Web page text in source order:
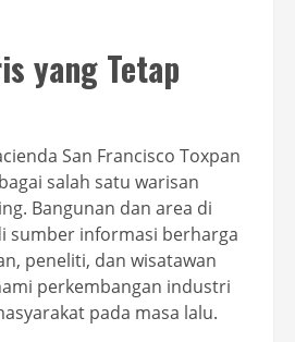
yang Tetap
San Francisco Toxpan
salah satu warisan
Bangunan dan area di
sumber informasi berharga
peneliti, dan wisatawan
perkembangan industri
pada masa lalu.